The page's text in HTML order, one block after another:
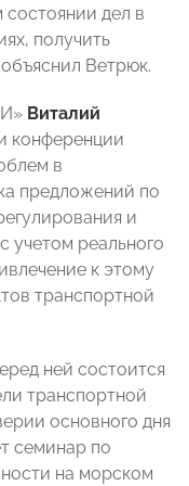
дел в
получить
Ветрюк.
Виталий
конференции
в
предложений по
и
учетом реального
к этому
транспортной
ней состоится
транспортной
основного дня
семинар по
на морском